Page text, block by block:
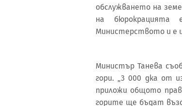
обслужването на
на бюрокрацията
Министерството и е
Министър Танева
гори. „3 000 дка от
приложи общото
горите ще бъдат